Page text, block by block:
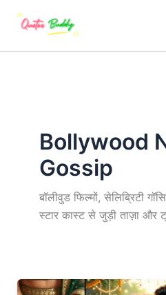
Bollywood
Gossip
बॉलीवुड फिल्मों, सेलिब्रिटी
स्टार कास्ट से जुड़ी ताज़ा और